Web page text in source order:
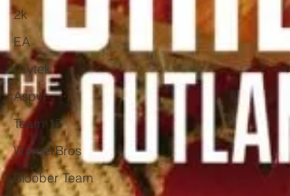
2k
EA
Crytek
Aspyr
Team 17
WarnerBros
Bloober Team